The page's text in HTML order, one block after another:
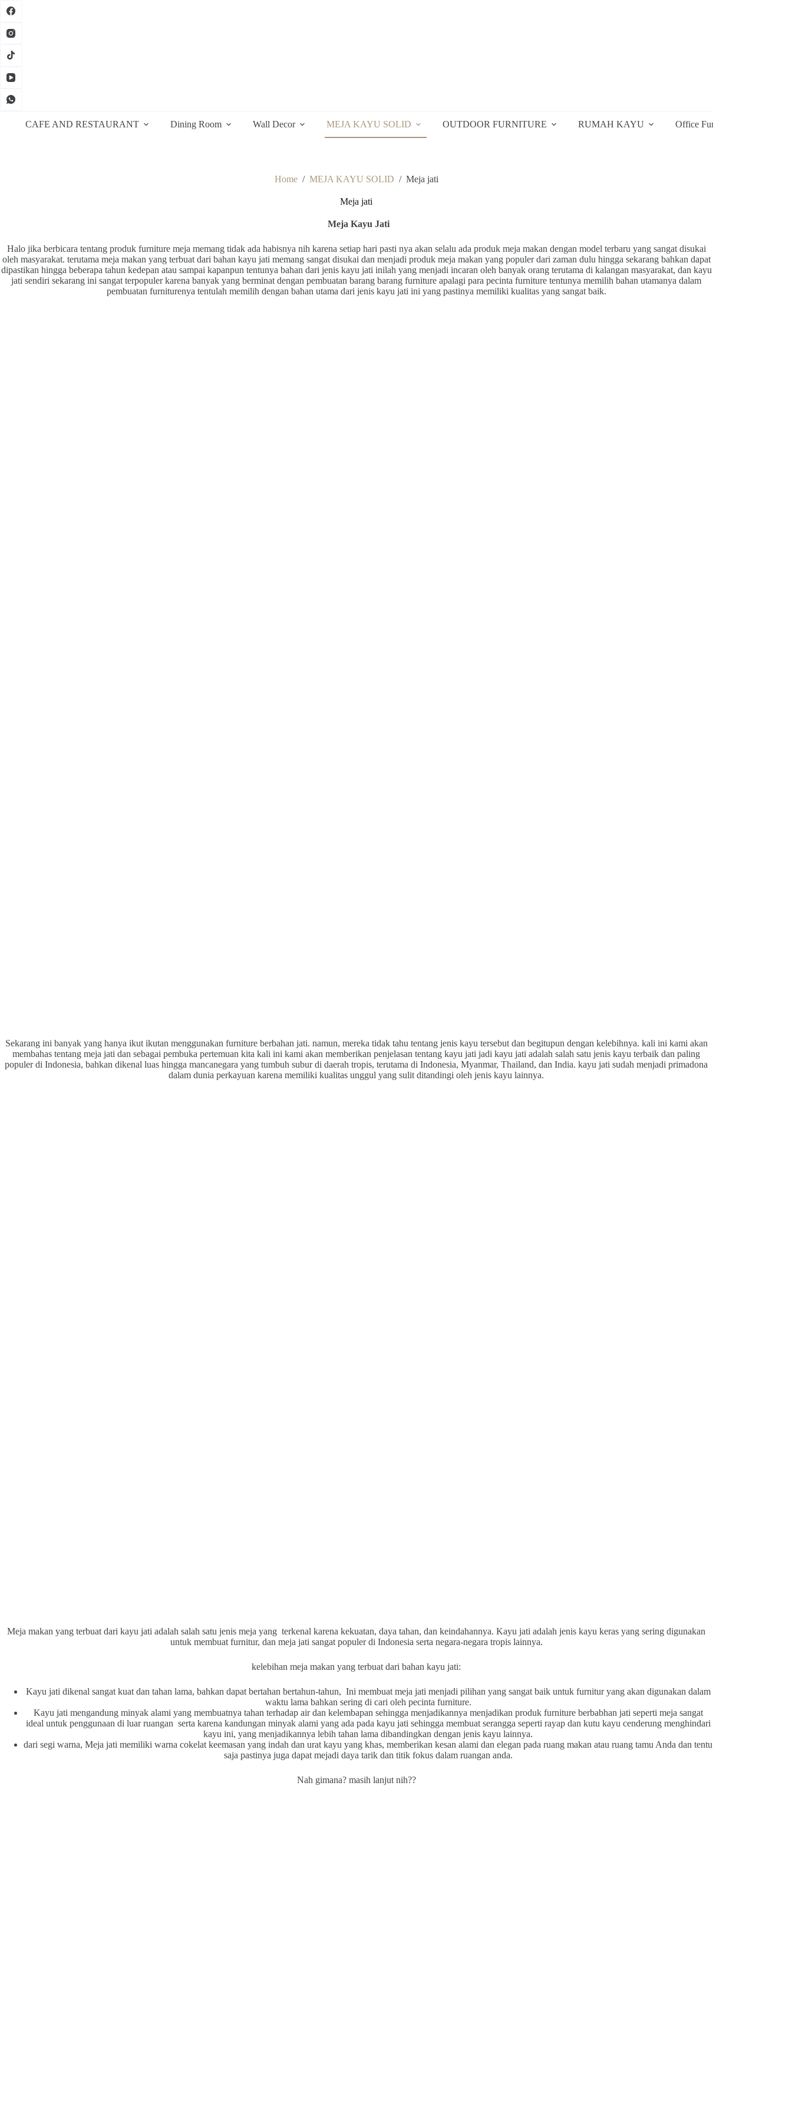
Skip
CAFE AND RESTAURANT Dining Room Wall Decor MEJA KAYU SOLID OUTDOOR FURNITURE RUMAH KAYU Office Furniture
Home / MEJA KAYU SOLID / Meja jati
Meja jati
Meja Kayu Jati
Halo jika berbicara tentang produk furniture meja memang tidak ada habisnya nih karena setiap hari pasti nya akan selalu ada produk meja makan dengan model terbaru yang sangat disukai
oleh masyarakat. terutama meja makan yang terbuat dari bahan kayu jati memang sangat disukai dan menjadi produk meja makan yang populer dari zaman dulu hingga sekarang bahkan dapat
dipastikan hingga beberapa tahun kedepan atau sampai kapanpun tentunya bahan dari jenis kayu jati inilah yang menjadi incaran oleh banyak orang terutama di kalangan masyarakat, dan kayu
jati sendiri sekarang ini sangat terpopuler karena banyak yang berminat dengan pembuatan barang barang furniture apalagi para pecinta furniture tentunya memilih bahan utamanya dalam
pembuatan furniturenya tentulah memilih dengan bahan utama dari jenis kayu jati ini yang pastinya memiliki kualitas yang sangat baik.
Sekarang ini banyak yang hanya ikut ikutan menggunakan furniture berbahan jati. namun, mereka tidak tahu tentang jenis kayu tersebut dan begitupun dengan kelebihnya. kali ini kami akan
membahas tentang meja jati dan sebagai pembuka pertemuan kita kali ini kami akan memberikan penjelasan tentang kayu jati jadi kayu jati adalah salah satu jenis kayu terbaik dan paling
populer di Indonesia, bahkan dikenal luas hingga mancanegara yang tumbuh subur di daerah tropis, terutama di Indonesia, Myanmar, Thailand, dan India. kayu jati sudah menjadi primadona
dalam dunia perkayuan karena memiliki kualitas unggul yang sulit ditandingi oleh jenis kayu lainnya.
Meja makan yang terbuat dari kayu jati adalah salah satu jenis meja yang terkenal karena kekuatan, daya tahan, dan keindahannya. Kayu jati adalah jenis kayu keras yang sering digunakan
untuk membuat furnitur, dan meja jati sangat populer di Indonesia serta negara-negara tropis lainnya.
kelebihan meja makan yang terbuat dari bahan kayu jati:
Kayu jati dikenal sangat kuat dan tahan lama, bahkan dapat bertahan bertahun-tahun, Ini membuat meja jati menjadi pilihan yang sangat baik untuk furnitur yang akan digunakan dalam
waktu lama bahkan sering di cari oleh pecinta furniture.
Kayu jati mengandung minyak alami yang membuatnya tahan terhadap air dan kelembapan sehingga menjadikannya menjadikan produk furniture berbabhan jati seperti meja sangat
ideal untuk penggunaan di luar ruangan serta karena kandungan minyak alami yang ada pada kayu jati sehingga membuat serangga seperti rayap dan kutu kayu cenderung menghindari
kayu ini, yang menjadikannya lebih tahan lama dibandingkan dengan jenis kayu lainnya.
dari segi warna, Meja jati memiliki warna cokelat keemasan yang indah dan urat kayu yang khas, memberikan kesan alami dan elegan pada ruang makan atau ruang tamu Anda dan tentu
saja pastinya juga dapat mejadi daya tarik dan titik fokus dalam ruangan anda.
Nah gimana? masih lanjut nih??